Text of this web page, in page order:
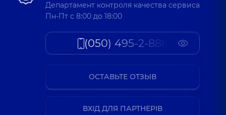
детский; Трихолог,6 лет опыта
Вячеславовна
детский; Трихолог,
Департамент контроля качества сервиса
Пн-Пт c 8:00 до 18:00
(050) 495-2-888
ОСТАВЬТЕ ОТЗЫВ
ВХІД ДЛЯ ПАРТНЕРІВ